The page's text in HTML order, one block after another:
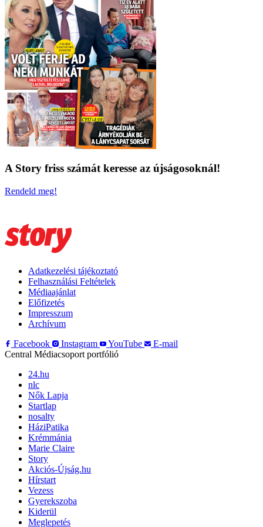
A Story friss számát keresse az újságosoknál!
Rendeld meg!
Adatkezelési tájékoztató
Felhasználási Feltételek
Médiaajánlat
Előfizetés
Impresszum
Archívum
Facebook
Instagram YouTube
E-mail
Central Médiacsoport portfólió
24.hu
nlc
Nők Lapja
Startlap
nosalty
HáziPatika
Krémmánia
Marie Claire
Story
Akciós-Újság.hu
Hírstart
Vezess
Gyerekszoba
Kiderül
Meglepetés